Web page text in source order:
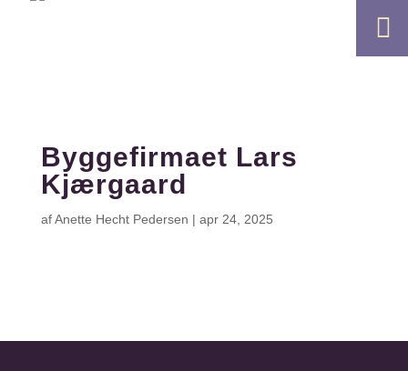

Byggefirmaet Lars
Kjærgaard
afAnette Hecht Pedersen | apr 24, 2025